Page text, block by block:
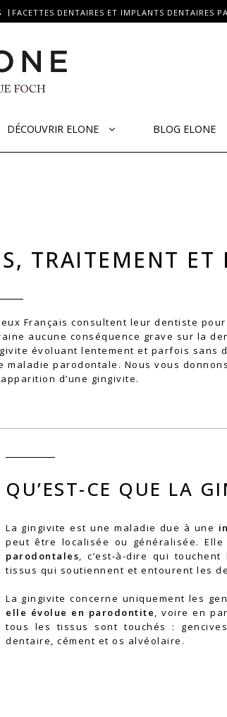
FACETTES DENTAIRES ET IMPLANTS DENTAIRES
DÉCOUVRIR ELONE BLOG ELONE
TRAITEMENT ET
Français consultent leur dentiste pour
aucune conséquence grave sur la
évoluant lentement et parfois sans
parodontale. Nous vous
d’une gingivite.
QU’EST-CE QUE LA
La gingivite est une maladie due à une
peut être localisée ou généralisée.
parodontales, c’est-à-dire qui
tissus qui soutiennent et entourent les
La gingivite concerne uniquement les
elle évolue en parodontite, voire en
tous les tissus sont touchés :
dentaire, cément et os alvéolaire.